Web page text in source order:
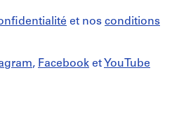
et nos conditions
, Facebook et YouTube